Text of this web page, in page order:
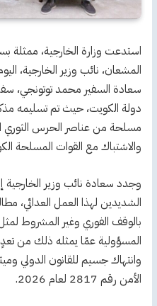
استدعت وزارة الخارجية، ممثلة
سعادة السفير محمد توتونجي،
دولة الكويت، حيث تم تسليمه
مسلحة من عناصر الحرس الثوري
والاشتباك مع القوات المسلحة
وجدد سعادة نائب وزير الخارجية
الشديدين لهذا العمل العدائي،
بالوقف الفوري وغير المشروط
المسؤولية عمّا يمثله ذلك من
وانتهاك جسيم للقانون الدولي
الأمن رقم 2817 لعام 2026.